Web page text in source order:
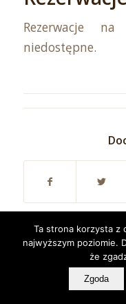
Rezerwacje
niedostępne.
© Copyright - Lignar GDP
Ta strona korzysta z
najwyższym poziomie.
że
Zgoda